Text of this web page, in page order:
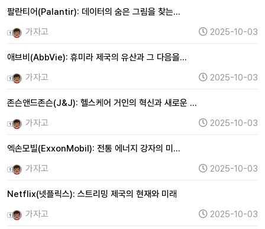
팔란티어(Palantir): 데이터의 숨은 그림을 찾는…
가자고
2025-10-03
애브비(AbbVie): 휴미라 제국의 유산과 그 다음을…
가자고
2025-10-03
존슨앤드존슨(J&J): 헬스케어 거인의 혁신과 새로운 …
가자고
2025-10-03
엑손모빌(ExxonMobil): 전통 에너지 강자의 미…
가자고
2025-10-03
Netflix(넷플릭스): 스트리밍 제국의 현재와 미래
가자고
2025-10-03